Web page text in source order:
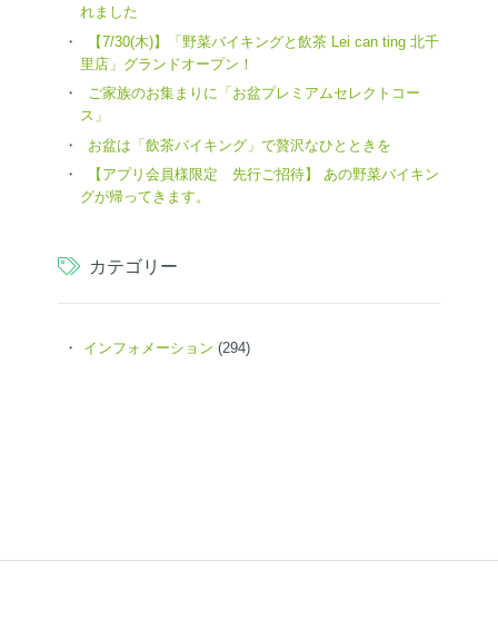
れました
【7/30(木)】「野菜バイキングと飲茶 Lei can ting 北千
里店」グランドオープン！
ご家族のお集まりに「お盆プレミアムセレクトコー
ス」
お盆は「飲茶バイキング」で贅沢なひとときを
【アプリ会員様限定 先行ご招待】 あの野菜バイキン
グが帰ってきます。
カテゴリー
インフォメーション (294)